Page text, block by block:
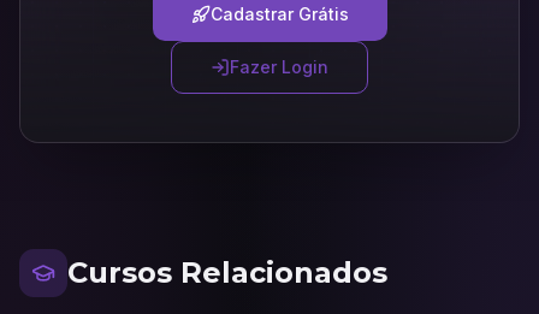
Cadastrar Grátis
Fazer Login
Cursos Relacionados